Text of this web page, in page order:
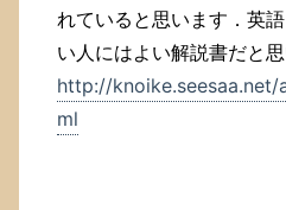
れていると思います．英
い人にはよい解説書だと思
http://
ml